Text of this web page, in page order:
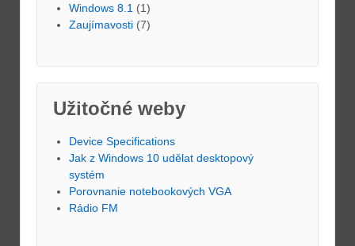
Windows 8.1 (1)
Zaujímavosti (7)
Užitočné weby
Device Specifications
Jak z Windows 10 udělat desktopový
systém
Porovnanie notebookových VGA
Rádio FM